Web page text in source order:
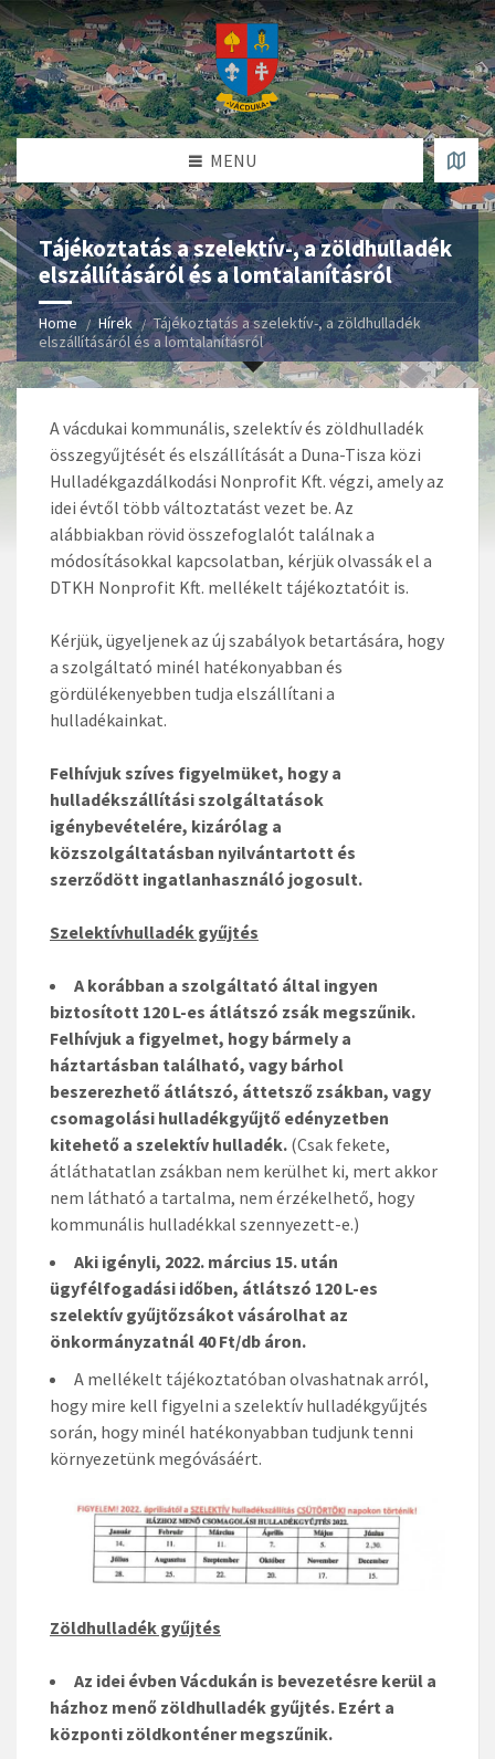
MENU
Tájékoztatás a szelektív-, a zöldhulladék
elszállításáról és a lomtalanításról
Home Hírek
Tájékoztatás a szelektív-, a zöldhulladék
elszállításáról és a lomtalanításról
A vácdukai kommunális, szelektív és zöldhulladék
összegyűjtését és elszállítását a Duna-Tisza közi
Hulladékgazdálkodási Nonprofit Kft. végzi, amely az
idei évtől több változtatást vezet be. Az
alábbiakban rövid összefoglalót találnak a
módosításokkal kapcsolatban, kérjük olvassák el a
DTKH Nonprofit Kft. mellékelt tájékoztatóit is.
Kérjük, ügyeljenek az új szabályok betartására, hogy
a szolgáltató minél hatékonyabban és
gördülékenyebben tudja elszállítani a
hulladékainkat.
Felhívjuk szíves figyelmüket, hogy a
hulladékszállítási szolgáltatások
igénybevételére, kizárólag a
közszolgáltatásban nyilvántartott és
szerződött ingatlanhasználó jogosult.
Szelektívhulladék gyűjtés
A korábban a szolgáltató által ingyen
biztosított 120 L-es átlátszó zsák megszűnik.
Felhívjuk a figyelmet, hogy bármely a
háztartásban található, vagy bárhol
beszerezhető átlátszó, áttetsző zsákban, vagy
csomagolási hulladékgyűjtő edényzetben
kitehető a szelektív hulladék. (Csak fekete,
átláthatatlan zsákban nem kerülhet ki, mert akkor
nem látható a tartalma, nem érzékelhető, hogy
kommunális hulladékkal szennyezett-e.)
Aki igényli, 2022. március 15. után
ügyfélfogadási időben, átlátszó 120 L-es
szelektív gyűjtőzsákot vásárolhat az
önkormányzatnál 40 Ft/db áron.
A mellékelt tájékoztatóban olvashatnak arról,
hogy mire kell figyelni a szelektív hulladékgyűjtés
során, hogy minél hatékonyabban tudjunk tenni
környezetünk megóvásáért.
Zöldhulladék gyűjtés
Az idei évben Vácdukán is bevezetésre kerül a
házhoz menő zöldhulladék gyűjtés. Ezért a
központi zöldkonténer megszűnik.